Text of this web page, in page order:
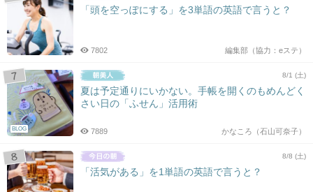
「頭を空っぽにする」を3単語の英語で言うと？
編集部（協力：eステ）
7802
BLOG
8/1 (土)
夏は予定通りにいかない。手帳を開くのもめんどく
さい日の「ふせん」活用術
かなころ（石山可奈子）
7889
8/8 (土)
「活気がある」を1単語の英語で言うと？